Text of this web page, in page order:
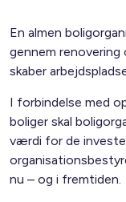
En almen
gennem renovering
skaber
I forbindelse med
boliger skal
værdi for de
nu – og i fremtiden.